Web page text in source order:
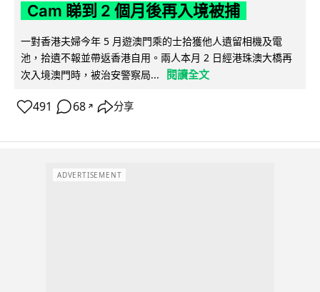
Cam 睇到 2 個月後再入境被捕
一對香港夫婦今年 5 月遊澳門乘的士拾獲他人遺留相機及電
池，拾遺不報並帶返香港自用。兩人本月 2 日經港珠澳大橋再
次入境澳門時，被治安警察局...
閱讀全文
491 68 ↗ 分享
ADVERTISEMENT